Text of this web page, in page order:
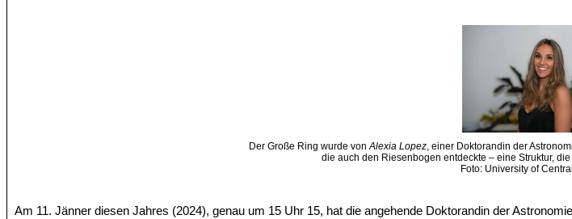
Der Große Ring wurde von Alexia Lopez, einer Doktorandin der
die auch den Riesenbogen entdeckte – eine Struktur,
Foto: University of
Am 11. Jänner diesen Jahres (2024), genau um 15 Uhr 15, hat die angehende Doktorandin der